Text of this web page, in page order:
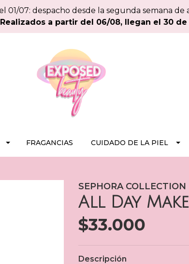
01/07: despacho desde la segunda semana de
Realizados a partir del 06/08, llegan el 30
FRAGANCIAS CUIDADO DE LA PIEL
SEPHORA COLLECTION
All Day
$33.000
Descripción